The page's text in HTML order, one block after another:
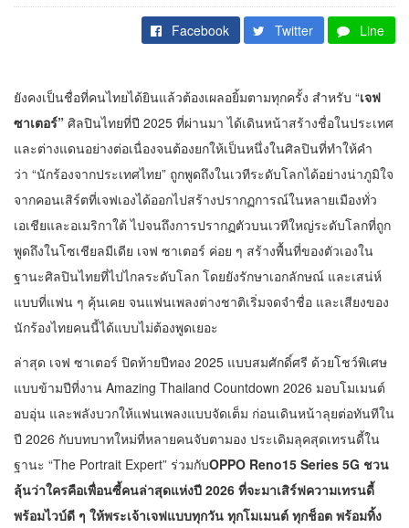
Facebook Twitter Line
ยังคงเป็นชื่อที่คนไทยได้ยินแล้วต้องเผลอยิ้มตามทุกครั้ง สำหรับ “เจฟ
ซาเตอร์” ศิลปินไทยที่ปี 2025 ที่ผ่านมา ได้เดินหน้าสร้างชื่อในประเทศ
และต่างแดนอย่างต่อเนื่องจนต้องยกให้เป็นหนึ่งในศิลปินที่ทำให้คำ
ว่า “นักร้องจากประเทศไทย” ถูกพูดถึงในเวทีระดับโลกได้อย่างน่าภูมิใจ
จากคอนเสิร์ตที่เจฟเองได้ออกไปสร้างปรากฏการณ์ในหลายเมืองทั่ว
เอเชียและอเมริกาใต้ ไปจนถึงการปรากฏตัวบนเวทีใหญ่ระดับโลกที่ถูก
พูดถึงในโซเชียลมีเดีย เจฟ ซาเตอร์ ค่อย ๆ สร้างพื้นที่ของตัวเองใน
ฐานะศิลปินไทยที่ไปไกลระดับโลก โดยยังรักษาเอกลักษณ์ และเสน่ห์
แบบที่แฟน ๆ คุ้นเคย จนแฟนเพลงต่างชาติเริ่มจดจำชื่อ และเสียงของ
นักร้องไทยคนนี้ได้แบบไม่ต้องพูดเยอะ
ล่าสุด เจฟ ซาเตอร์ ปิดท้ายปีทอง 2025 แบบสมศักดิ์ศรี ด้วยโชว์พิเศษ
แบบข้ามปีที่งาน Amazing Thailand Countdown 2026 มอบโมเมนต์
อบอุ่น และพลังบวกให้แฟนเพลงแบบจัดเต็ม ก่อนเดินหน้าลุยต่อทันทีใน
ปี 2026 กับบทบาทใหม่ที่หลายคนจับตามอง ประเดิมลุคสุดเทรนดี้ใน
ฐานะ “The Portrait Expert” ร่วมกับOPPO Reno15 Series 5G ชวน
ลุ้นว่าใครคือเพื่อนซี้คนล่าสุดแห่งปี 2026 ที่จะมาเสิร์ฟความเทรนดี้
พร้อมไวบ์ดี ๆ ให้พระเจ้าเจฟแบบทุกวัน ทุกโมเมนต์ ทุกช็อต พร้อมทิ้ง